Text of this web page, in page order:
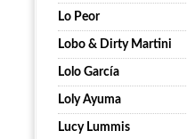
Lo Peor
Lobo & Dirty Martini
Lolo García
Loly Ayuma
Lucy Lummis